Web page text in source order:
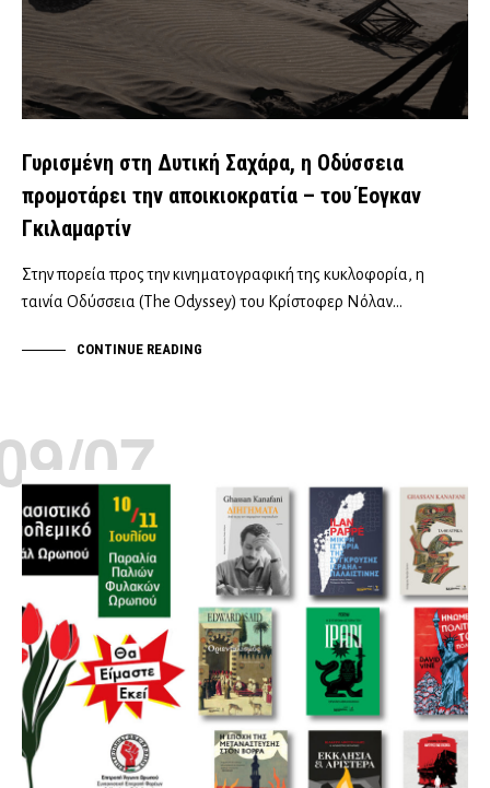
Γυρισμένη στη Δυτική Σαχάρα, η Οδύσσεια
προμοτάρει την αποικιοκρατία – του Έογκαν
Γκιλαμαρτίν
Στην πορεία προς την κινηματογραφική της κυκλοφορία, η
ταινία Οδύσσεια (The Odyssey) του Κρίστοφερ Νόλαν…
CONTINUE READING
07